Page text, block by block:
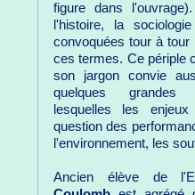
figure dans
l'histoire, la
convoquées tour à
ces termes. Ce périple
son jargon convie
quelques grandes
lesquelles les
question des
l'environnement, les
Ancien élève de